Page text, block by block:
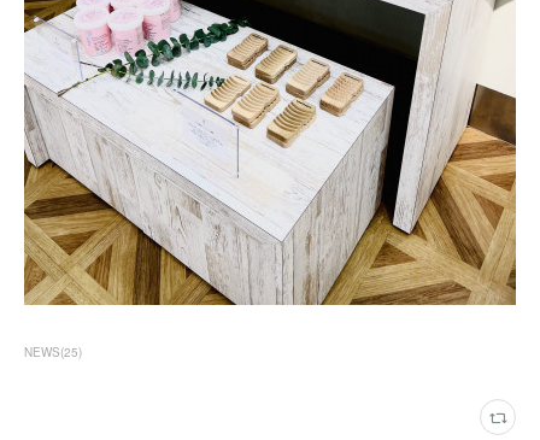
NEWS(25)